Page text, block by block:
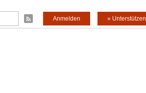
» Unterstützen
Anmelden